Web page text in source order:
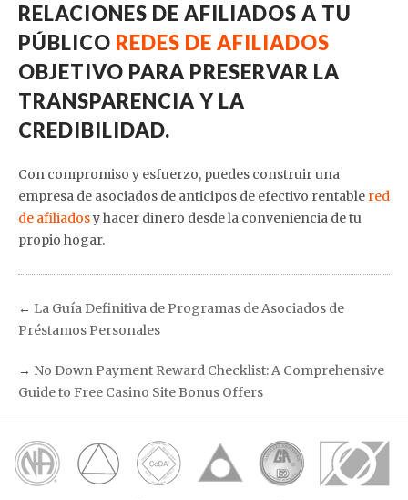
RELACIONES DE AFILIADOS A TU
PÚBLICO REDES DE AFILIADOS
OBJETIVO PARA PRESERVAR LA
TRANSPARENCIA Y LA
CREDIBILIDAD.
Con compromiso y esfuerzo, puedes construir una
empresa de asociados de anticipos de efectivo rentable red
de afiliadosy hacer dinero desde la conveniencia de tu
propio hogar.
← La Guía Definitiva de Programas de Asociados de
Préstamos Personales
→ No Down Payment Reward Checklist: A Comprehensive
Guide to Free Casino Site Bonus Offers